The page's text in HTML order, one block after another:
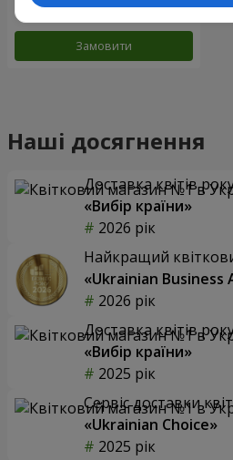
Замовити
Наші досягнення
Доставка квітів
«Вибір країни»
2026 рік
Найкращий
«Ukrainian Business
2026 рік
Доставка квітів
«Вибір країни»
2025 рік
Сервіс доставки
«Ukrainian Choice»
2025 рік